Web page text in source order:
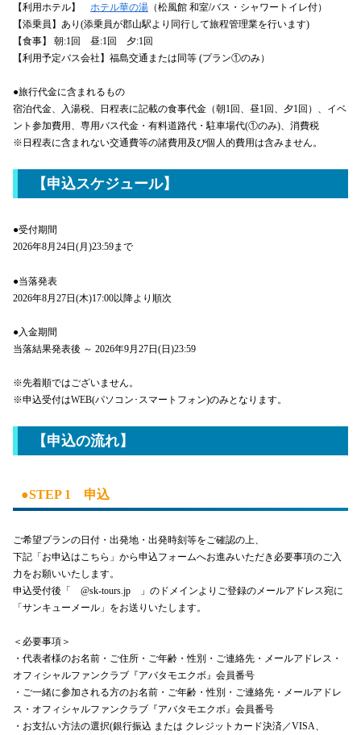
【利用ホテル】 ホテル華の湯 （松風館 和室/バス・シャワートイレ付）
【添乗員】あり(添乗員が郡山駅より同行して旅程管理業を行います)
【食事】 朝:1回 昼:1回 夕:1回
【利用予定バス会社】福島交通または同等 (プラン①のみ）
●旅行代金に含まれるもの
宿泊代金、入湯税、日程表に記載の食事代金（朝1回、昼1回、夕1回）、イベ
ント参加費用、専用バス代金・有料道路代・駐車場代(①のみ)、消費税
※日程表に含まれない交通費等の諸費用及び個人的費用は含みません。
【申込スケジュール】
●受付期間
2026年8月24日(月)23:59まで
●当落発表
2026年8月27日(木)17:00以降より順次
●入金期間
当落結果発表後 ～ 2026年9月27日(日)23:59
※先着順ではございません。
※申込受付はWEB(パソコン･スマートフォン)のみとなります。
【申込の流れ】
●STEP 1 申込
ご希望プランの日付・出発地・出発時刻等をご確認の上、
下記「お申込はこちら」から申込フォームへお進みいただき必要事項のご入
力をお願いいたします。
申込受付後「 @sk-tours.jp 」のドメインよりご登録のメールアドレス宛に
「サンキューメール」をお送りいたします。
＜必要事項＞
・代表者様のお名前・ご住所・ご年齢・性別・ご連絡先・メールアドレス・
オフィシャルファンクラブ『アバタモエクボ』会員番号
・ご一緒に参加される方のお名前・ご年齢・性別・ご連絡先・メールアドレ
ス・オフィシャルファンクラブ『アバタモエクボ』会員番号
・お支払い方法の選択(銀行振込 または クレジットカード決済／VISA、